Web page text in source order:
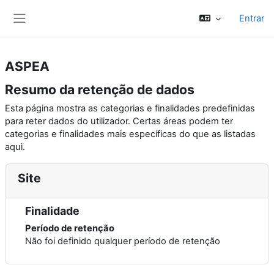
Entrar
ASPEA
Resumo da retenção de dados
Esta página mostra as categorias e finalidades predefinidas
para reter dados do utilizador. Certas áreas podem ter
categorias e finalidades mais específicas do que as listadas
aqui.
Site
Finalidade
Período de retenção
Não foi definido qualquer período de retenção